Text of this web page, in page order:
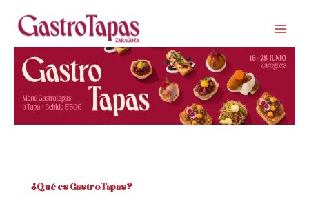
contenido
¿Qué es GastroTapas?